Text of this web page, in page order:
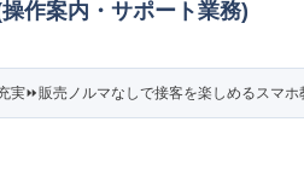
作案内・サポート業務)
実⏩️販売ノルマなしで接客を楽しめるスマホ